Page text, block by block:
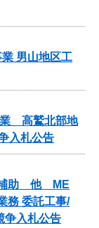
業 男山地区工
業 高鷲北部地
入札公告
補助 他 ME
務 委託工事/
争入札公告